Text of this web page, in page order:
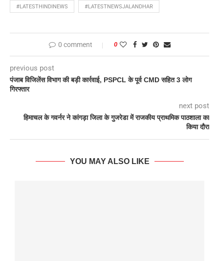
#LATESTHINDINEWS #LATESTNEWSJALANDHAR
0 comment 0
previous post
पंजाब विजिलेंस विभाग की बड़ी कार्रवाई, PSPCL के पूर्व CMD सहित 3 लोग
गिरफ्तार
next post
हिमाचल के गवर्नर ने कांगड़ा जिला के गुजरेडा में राजकीय प्राथमिक पाठशाला का
किया दौरा
YOU MAY ALSO LIKE